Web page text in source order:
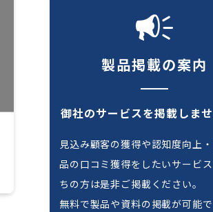
製品掲載の案内
御社のサービスを掲載しま
見込み顧客の獲得や認知度向上
品の口コミ獲得をしたいサービ
ちの方は是非ご掲載ください。
無料で製品や資料の掲載が可能